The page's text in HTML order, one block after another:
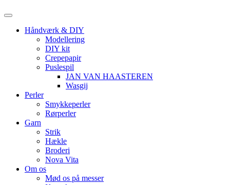
Menu
Håndværk & DIY
Modellering
DIY kit
Crepepapir
Puslespil
JAN VAN HAASTEREN
Wasgij
Perler
Smykkeperler
Rørperler
Garn
Strik
Hækle
Broderi
Nova Vita
Om os
Mød os på messer